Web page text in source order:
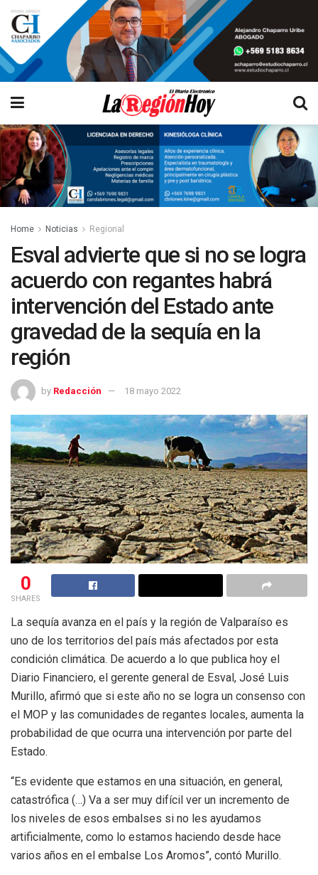
Home Noticias Regional
Esval advierte que si no se logra
acuerdo con regantes habrá
intervención del Estado ante
gravedad de la sequía en la
región
by Redacción 18 mayo 2022
0
SHARES
La sequía avanza en el país y la región de Valparaíso es
uno de los territorios del país más afectados por esta
condición climática. De acuerdo a lo que publica hoy el
Diario Financiero, el gerente general de Esval, José Luis
Murillo, afirmó que si este año no se logra un consenso con
el MOP y las comunidades de regantes locales, aumenta la
probabilidad de que ocurra una intervención por parte del
Estado.
“Es evidente que estamos en una situación, en general,
catastrófica (…) Va a ser muy difícil ver un incremento de
los niveles de esos embalses si no les ayudamos
artificialmente, como lo estamos haciendo desde hace
varios años en el embalse Los Aromos”, contó Murillo.